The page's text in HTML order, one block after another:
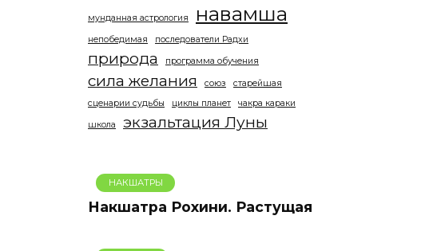
мунданная астрология навамша
непобедимая последователи Радхи
природа программа обучения
сила желания союз
старейшая
сценарии судьбы
циклы планет чакра караки
школа экзальтация Луны
НАКШАТРЫ
Накшатра Рохини. Растущая